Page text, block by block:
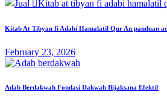
Kitab At Tibyan fi Adabi Hamalatil Qur An panduan
February 23, 2026
Adab Berdakwah Fondasi Dakwah Bijaksana Efektif